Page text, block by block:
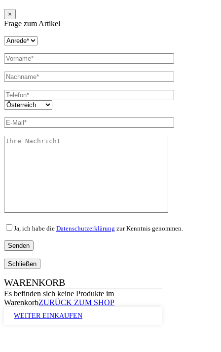
×
Frage zum Artikel
Ja, ich habe die Datenschutzerklärung zur Kenntnis genommen.
Schließen
WARENKORB
Es befinden sich keine Produkte im
WarenkorbZURÜCK ZUM SHOP
WEITER EINKAUFEN